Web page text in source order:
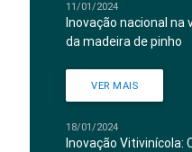
11/01/2024
Inovação nacional
da madeira de pinho
VER MAIS
18/01/2024
Inovação Vitivinícola: